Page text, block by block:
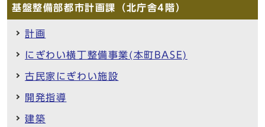
基盤整備部都市計画課（北庁舎4階）
計画
にぎわい横丁整備事業(本町BASE)
古民家にぎわい施設
開発指導
建築